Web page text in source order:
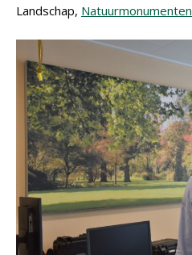
Landschap, Natuurmonumenten